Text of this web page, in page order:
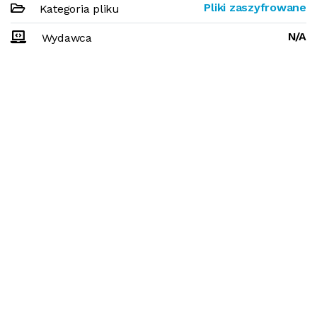
Kategoria pliku Pliki zaszyfrowane
Wydawca N/A